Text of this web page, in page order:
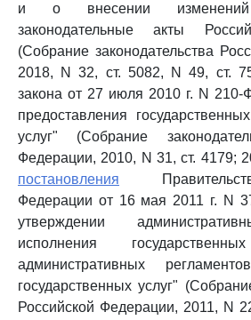
и о внесении
законодательные акты
(Собрание законодательства
2018, N 32, ст. 5082, N 49, ст.
закона от 27 июля 2010 г. N 210-
предоставления
услуг" (Собрание
Федерации, 2010, N 31, ст. 4179;
постановления
Федерации от 16 мая 2011 г. N
утверждении
исполнения
административных
государственных услуг"
Российской Федерации, 2011, N